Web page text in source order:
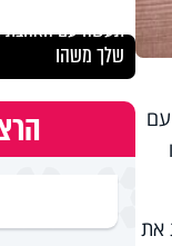
עם
את
תעשה עם
שלך משהו